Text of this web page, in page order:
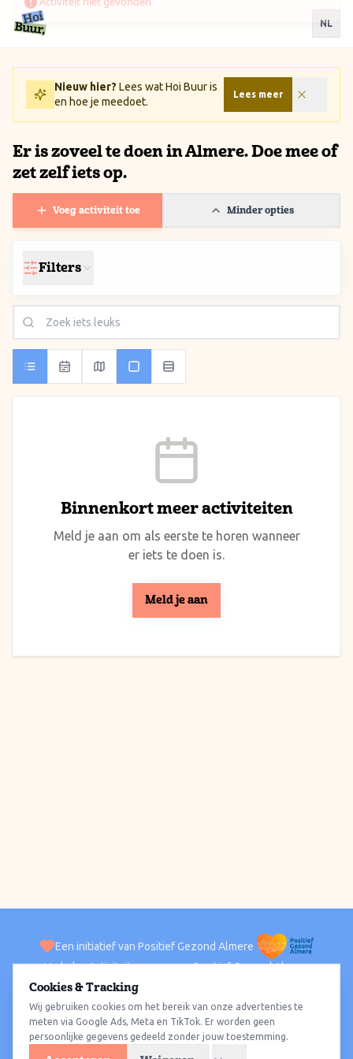
Ga naar inhoud / Skip to content
NL
Nieuw hier? Lees wat Hoi Buur is
en hoe je meedoet.
Lees meer
Er is zoveel te doen in Almere. Doe mee of
zet zelf iets op.
Voeg activiteit toe Minder opties
Filters
Binnenkort meer activiteiten
Meld je aan om als eerste te horen wanneer
er iets te doen is.
Meld je aan
Een initiatief van Positief Gezond Almere
VerhalenActiviteiten Positief Gezond Almere
ACTIVITEITEN PER WIJK
Alle wijkenAlmere HavenAlmere StadAlmere BuitenAlmere Poort
Almere HoutAlmere OosterwoldWat te doen
Cookies & Tracking
Wij gebruiken cookies om het bereik van onze advertenties te
meten via Google Ads, Meta en TikTok. Er worden geen
persoonlijke gegevens gedeeld zonder jouw toestemming.